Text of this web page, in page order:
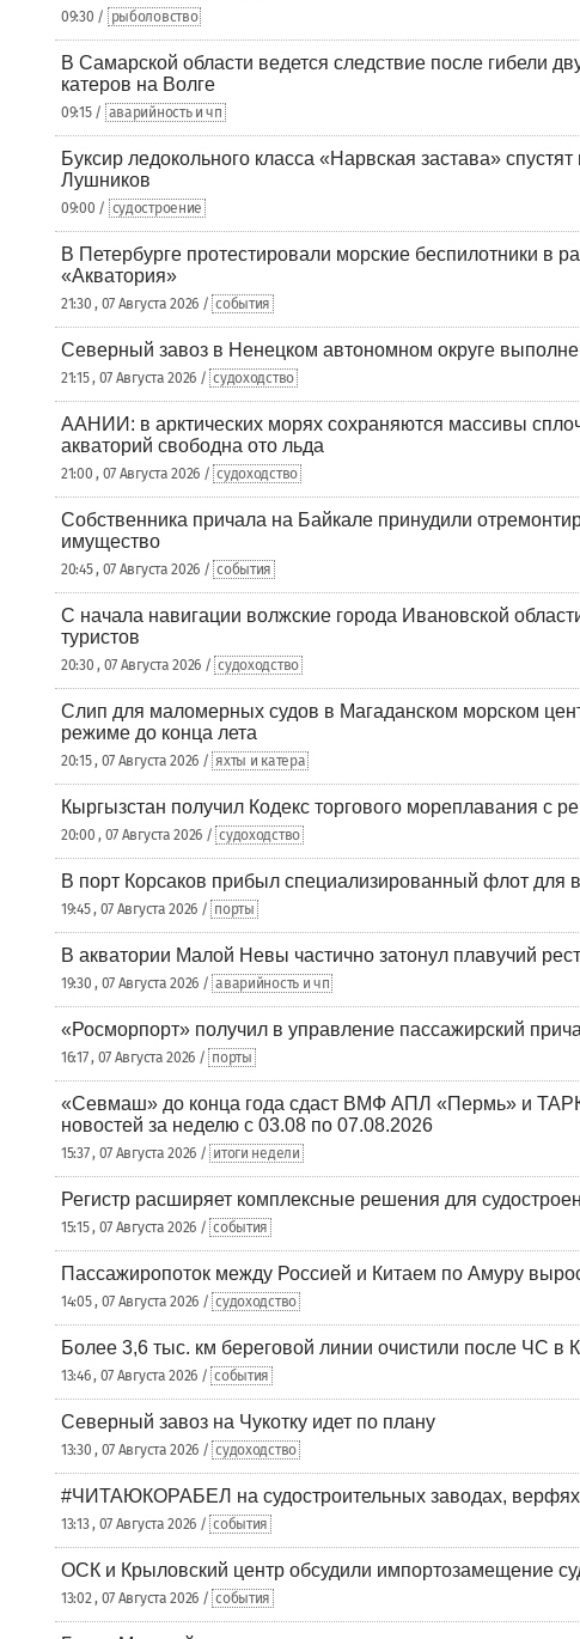
09:30 / рыболовство
В Самарской области ведется следствие после гибели
катеров на Волге
09:15 / аварийность и чп
Буксир ледокольного класса «Нарвская застава»
Лушников
09:00 / судостроение
В Петербурге протестировали морские беспилотники в
«Акватория»
21:30 , 07 Августа 2026 / события
Северный завоз в Ненецком автономном округе
21:15 , 07 Августа 2026 / судоходство
ААНИИ: в арктических морях сохраняются массивы
акваторий свободна ото льда
21:00 , 07 Августа 2026 / судоходство
Собственника причала на Байкале принудили
имущество
20:45 , 07 Августа 2026 / события
С начала навигации волжские города Ивановской
туристов
20:30 , 07 Августа 2026 / судоходство
Слип для маломерных судов в Магаданском морском
режиме до конца лета
20:15 , 07 Августа 2026 / яхты и катера
Кыргызстан получил Кодекс торгового мореплавания с
20:00 , 07 Августа 2026 / судоходство
В порт Корсаков прибыл специализированный флот для
19:45 , 07 Августа 2026 / порты
В акватории Малой Невы частично затонул плавучий
19:30 , 07 Августа 2026 / аварийность и чп
«Росморпорт» получил в управление пассажирский
16:17 , 07 Августа 2026 / порты
«Севмаш» до конца года сдаст ВМФ АПЛ «Пермь» и
новостей за неделю с 03.08 по 07.08.2026
15:37 , 07 Августа 2026 / итоги недели
Регистр расширяет комплексные решения для
15:15 , 07 Августа 2026 / события
Пассажиропоток между Россией и Китаем по Амуру
14:05 , 07 Августа 2026 / судоходство
Более 3,6 тыс. км береговой линии очистили после ЧС в
13:46 , 07 Августа 2026 / события
Северный завоз на Чукотку идет по плану
13:30 , 07 Августа 2026 / судоходство
#ЧИТАЮКОРАБЕЛ на судостроительных заводах, верфях
13:13 , 07 Августа 2026 / события
ОСК и Крыловский центр обсудили импортозамещение
13:02 , 07 Августа 2026 / события